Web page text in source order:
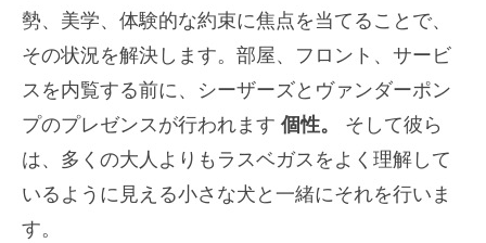
勢、美学、体験的な約束に焦点を当てることで、
その状況を解決します。部屋、フロント、サービ
スを内覧する前に、シーザーズとヴァンダーポン
プのプレゼンスが行われます 個性。
そして彼ら
は、多くの大人よりもラスベガスをよく理解して
いるように見える小さな犬と一緒にそれを行いま
す。